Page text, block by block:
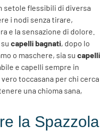
setole flessibili di diversa
i nodi senza tirare,
e la sensazione di dolore.
capelli bagnati, dopo lo
o maschere, sia su capelli
e capelli sempre in
vero toccasana per chi cerca
una chioma sana,
la Spazzola